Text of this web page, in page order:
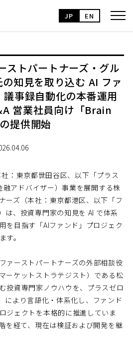
JP EN
トパートナーズ・グル
知見を取り込む AI ファ
事録自動化の本番運用
営業社員向け「Brain
提供開始
：東京都世田谷区、以下「プラス
融アドバイザー）事業を展開する株
ーズ（本社：東京都港区、以下「フ
は、投資専門家の知見を AI で体系
を目指す「AIファンド」プロジェク
す。
ァーストパートナーズの外部相談役
ーケットストラテジスト）である松
投資専門家ノウハウを、プラスゼロ
により言語化・体系化し、ファンド
ジェクトを本格的に推進していま
を経て、現在は検証および開発を継